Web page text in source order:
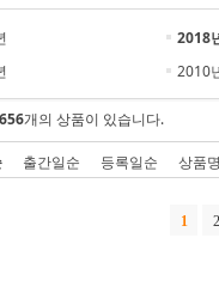
2018
2010
656개의 상품이 있습니다.
출간일순 등록일순 상품
1 2